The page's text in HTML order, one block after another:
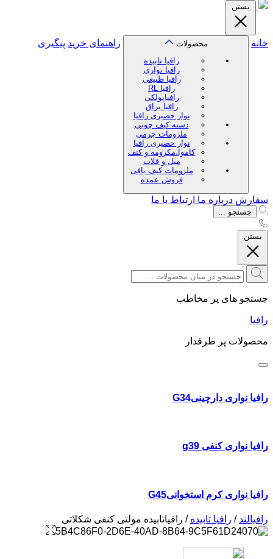
بستن
خانه
محصولات
رافیا تابیده
رافیا نواری
رافیا طبیعی
رافیا RL
رافیاپولکی
رافیا براق
نوار حصیری رافیا
دسته کیف چوبی
ملزومات چرمی
نوار حصیری رافیا
کاموا،مکرومه و کنف
میل و قلاب
ملزومات کیف بافی
فروش عمده
راهنمای خرید پیگیری
سفارش درباره ما ارتباط با ما
جستجو ...
بستن
جستجو های پر مخاطب
رافیا
محصولات پر طرفدار
رافیا نواری دارچینیG34
رافیا نواری کنفی g39
رافیا نواری کرم استخوانیG45
رافیالند / رافیا تابیده / رافیاتابیده مولتی کنفی شکلاتی